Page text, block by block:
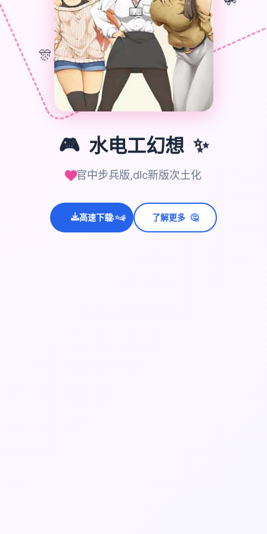
🎮
🎮 水电工幻想 ✨
官中步兵版,dlc新版次土化
高速下载✨⭐💫 了解更多 🤔
🎊